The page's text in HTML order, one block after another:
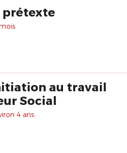
prétexte
au travail
Social
4 ans.